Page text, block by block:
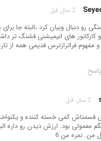
2 سال قبل
رو دنبال وبیان کرد ،البته جا برای
های انیمیشنی قشنگ تر
فراترازترس قدیمی همه از
پاسخ
2 سال قبل
کمی خسته کننده و
معمولی بود. ارزش دیدن رو داره
من. نمره من 6